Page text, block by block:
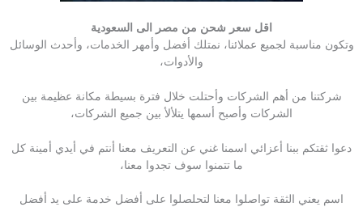
اقل سعر شحن من مصر الى السعودية
وتكون مناسبة لجميع عملائنا، نمتلك أفضل وأمهر الخدمات، وأحدث الوسائل
والأدوات،
شركتنا من أهم الشركات وأحتلت خلال فترة بسيطة مكانة عظيمة بين
الشركات وأصبح أسمها يتلألأ بين جميع الشركات،
دعوا ثقتكم ببنا أعزائي اسمنا غني عن التعريف معنا أنتم في أيدي أمينة كل
ما تتمنوا سوف تجدوا معنا،
اسم يعني الثقة تواصلوا معنا لتحلصلوا على أفضل خدمة على يد أفضل